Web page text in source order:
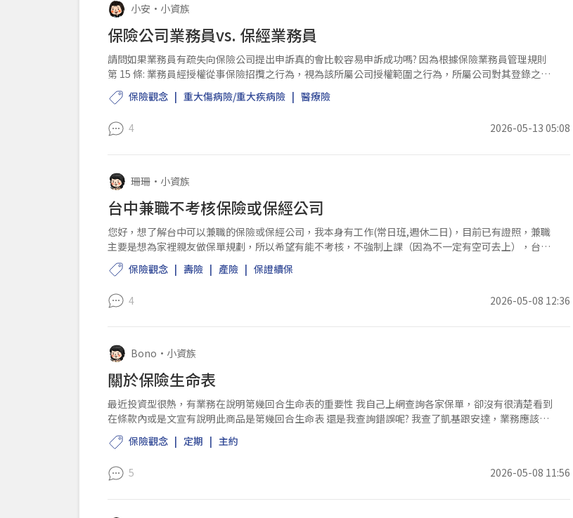
小安 • 小資族
保險公司業務員vs. 保經業務員
請問如果業務員有疏失向保險公司提出申訴真的會比較容易申訴成功嗎? 因為根據保險業務員管理規則
第 15 條: 業務員經授權從事保險招攬之行為，視為該所屬公司授權範圍之行為，所屬公司對其登錄之業
務員應嚴加管理並就...
保險觀念 重大傷病險/重大疾病險 醫療險
4 2026-05-13 05:08
珊珊 • 小資族
台中兼職不考核保險或保經公司
您好，想了解台中可以兼職的保險或保經公司，我本身有工作(常日班,週休二日)，目前已有證照，兼職
主要是想為家裡親友做保單規劃，所以希望有能不考核，不強制上課（因為不一定有空可去上），台中
地區有可推薦的嗎？...
保險觀念 壽險 產險 保證續保
4 2026-05-08 12:36
Bono • 小資族
關於保險生命表
最近投資型很熱，有業務在說明第幾回合生命表的重要性 我自己上網查詢各家保單，卻沒有很清楚看到
在條款內或是文宣有說明此商品是第幾回合生命表 還是我查詢錯誤呢? 我查了凱基跟安達，業務應該不
會騙我，只是我看...
保險觀念 定期 主約
5 2026-05-08 11:56